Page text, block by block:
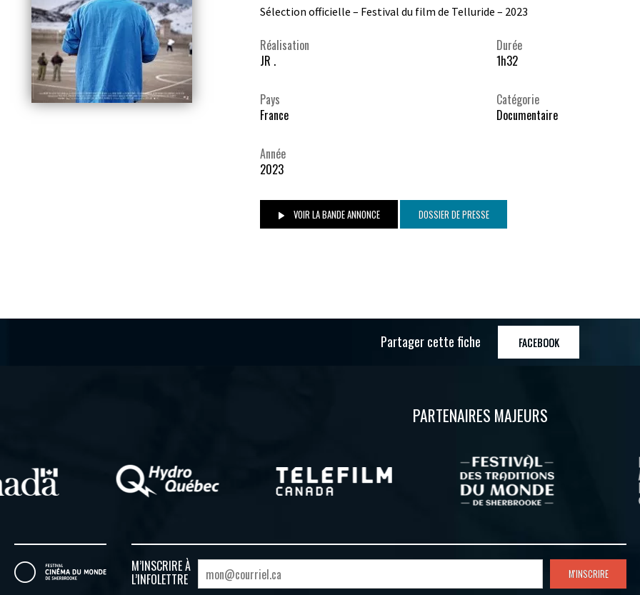
Sélection officielle – Festival du film de Telluride – 2023
Réalisation
JR .
Pays
France
Année
2023
Durée
1h32
Catégorie
Documentaire
VOIR LA BANDE ANNONCE DOSSIER DE PRESSE
Partager cette fiche FACEBOOK
PARTENAIRES MAJEURS
M’INSCRIRE À
L’INFOLETTRE M'INSCRIRE